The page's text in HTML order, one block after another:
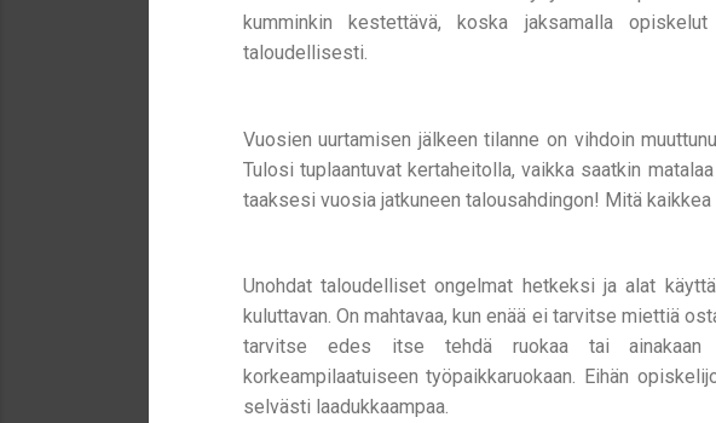
kumminkin kestettävä, koska jaksamalla
taloudellisesti.
Vuosien uurtamisen jälkeen tilanne on vihdoin
Tulosi tuplaantuvat kertaheitolla, vaikka saatkin
taaksesi vuosia jatkuneen talousahdingon! Mitä
Unohdat taloudelliset ongelmat hetkeksi ja alat
kuluttavan. On mahtavaa, kun enää ei tarvitse miettiä
tarvitse edes itse tehdä ruokaa tai ainakaan
korkeampilaatuiseen työpaikkaruokaan. Eihän
selvästi laadukkaampaa.